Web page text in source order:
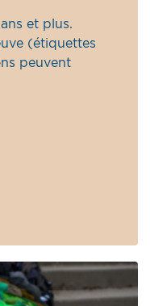
et plus.
(étiquettes
peuvent